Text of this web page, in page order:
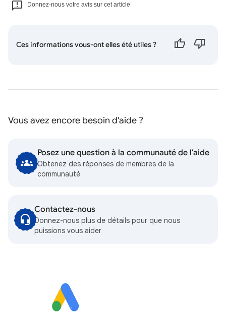
Donnez-nous votre avis sur cet article
Ces informations vous-ont elles été utiles ?
Vous avez encore besoin d'aide ?
Posez une question à la communauté de l'aide
Obtenez des réponses de membres de la
communauté
Contactez-nous
Donnez-nous plus de détails pour que nous
puissions vous aider